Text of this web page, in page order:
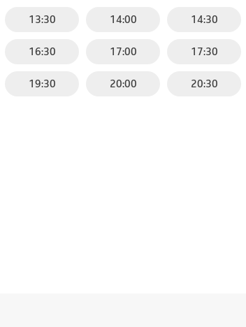
13:30 14:00 14:30
16:30 17:00 17:30
19:30 20:00 20:30